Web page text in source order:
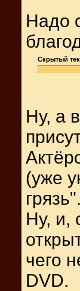
Надо
Скрытый
Ну, а
(уже
Ну, и,
чего
DVD.